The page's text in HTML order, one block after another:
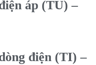
áp (TU) –
điện (TI) –